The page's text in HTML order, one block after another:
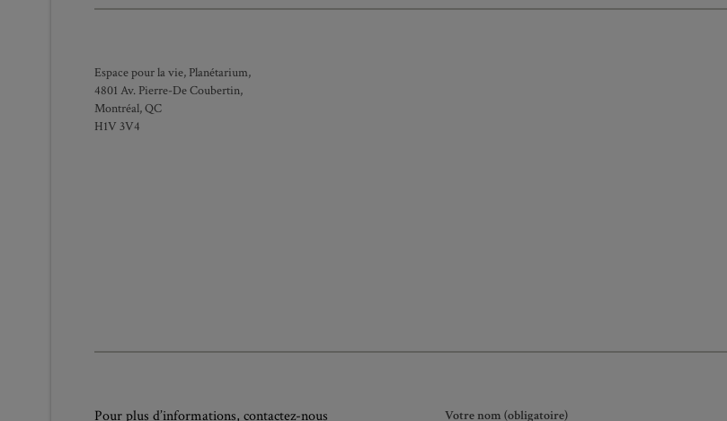
Espace pour la vie, Planétarium,
4801 Av. Pierre-De Coubertin,
Montréal, QC
H1V 3V4
Pour plus d’informations, contactez-nous Votre nom (obligatoire)